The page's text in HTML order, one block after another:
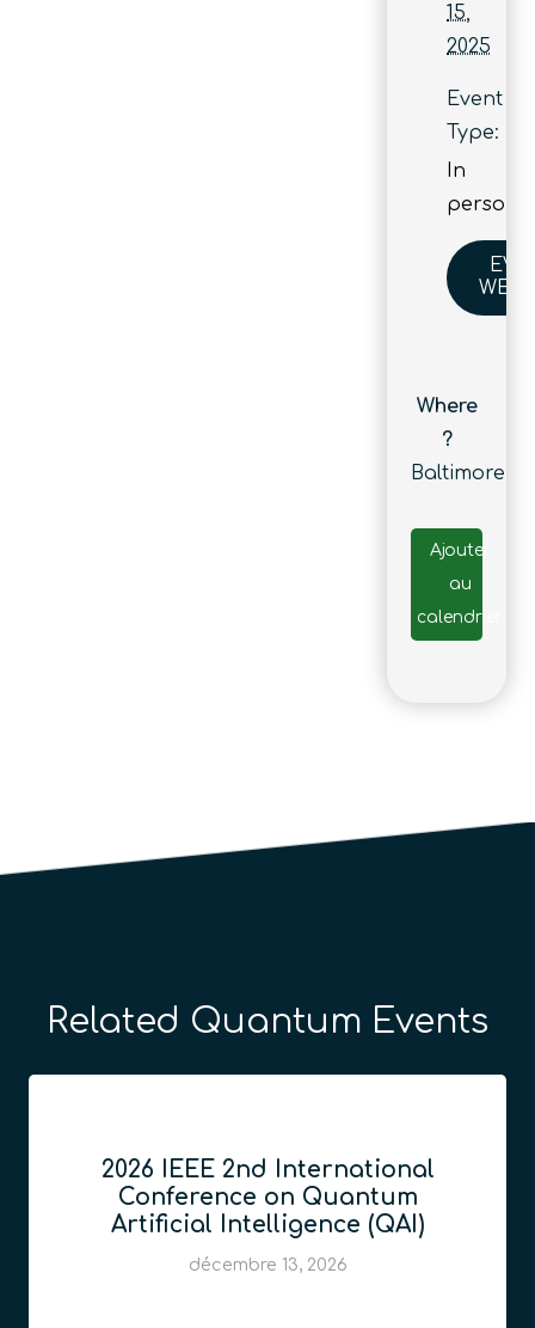
15,
2025
Event
Type:
In
person
Where
?
Baltimore
Ajouter
au
calendrier
Related Quantum Events
2026 IEEE 2nd International
Conference on Quantum
Artificial Intelligence (QAI)
décembre 13, 2026